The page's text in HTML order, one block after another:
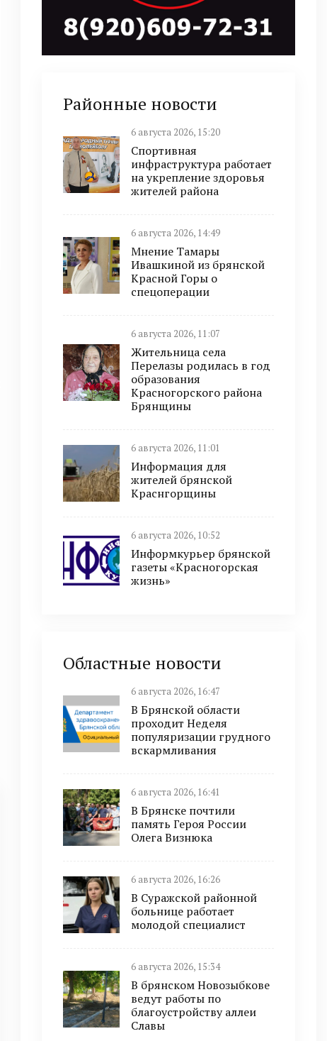
Районные новости
6 августа 2026, 15:20
Спортивная
инфраструктура работает
на укрепление здоровья
жителей района
6 августа 2026, 14:49
Мнение Тамары
Ивашкиной из брянской
Красной Горы о
спецоперации
6 августа 2026, 11:07
Жительница села
Перелазы родилась в год
образования
Красногорского района
Брянщины
6 августа 2026, 11:01
Информация для
жителей брянской
Краснгорщины
6 августа 2026, 10:52
Информкурьер брянской
газеты «Красногорская
жизнь»
Областные новости
6 августа 2026, 16:47
В Брянской области
проходит Неделя
популяризации грудного
вскармливания
6 августа 2026, 16:41
В Брянске почтили
память Героя России
Олега Визнюка
6 августа 2026, 16:26
В Суражской районной
больнице работает
молодой специалист
6 августа 2026, 15:34
В брянском Новозыбкове
ведут работы по
благоустройству аллеи
Славы